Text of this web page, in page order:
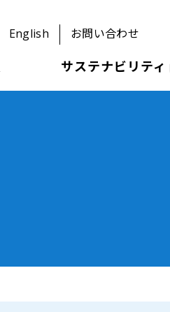
English お問い合わせ
サステナビリティ